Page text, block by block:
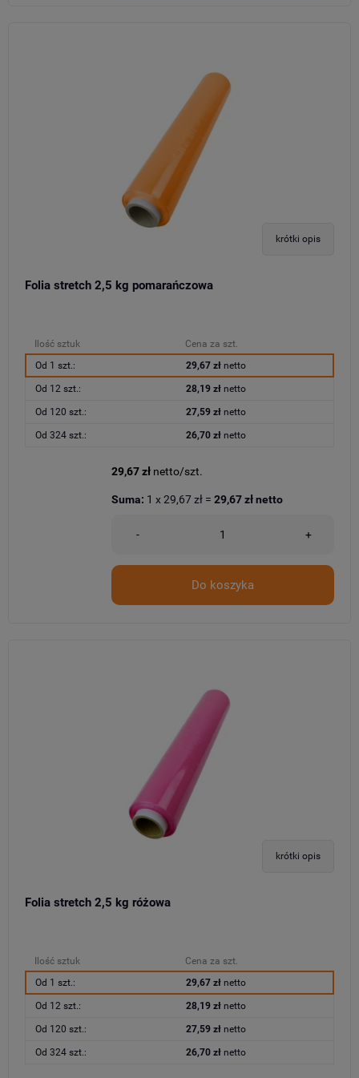
krótki opis
Folia stretch 2,5 kg pomarańczowa
Ilość sztuk
Cena za szt.
Od 1 szt.:
29,67 złnetto
Od 12 szt.: 28,19 złnetto
Od 120 szt.: 27,59 złnetto
Od 324 szt.: 26,70 złnetto
29,67 zł netto/szt.
- +
Do koszyka
Suma: 1 x29,67 zł = 29,67 złnetto
krótki opis
Folia stretch 2,5 kg różowa
Ilość sztuk
Cena za szt.
Od 1 szt.:
29,67 złnetto
Od 12 szt.: 28,19 złnetto
Od 120 szt.: 27,59 złnetto
Od 324 szt.: 26,70 złnetto